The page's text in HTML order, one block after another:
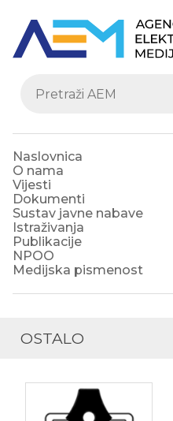
Naslovnica
O nama
Vijesti
Dokumenti
Sustav javne nabave
Istraživanja
Publikacije
NPOO
Medijska pismenost
OSTALO